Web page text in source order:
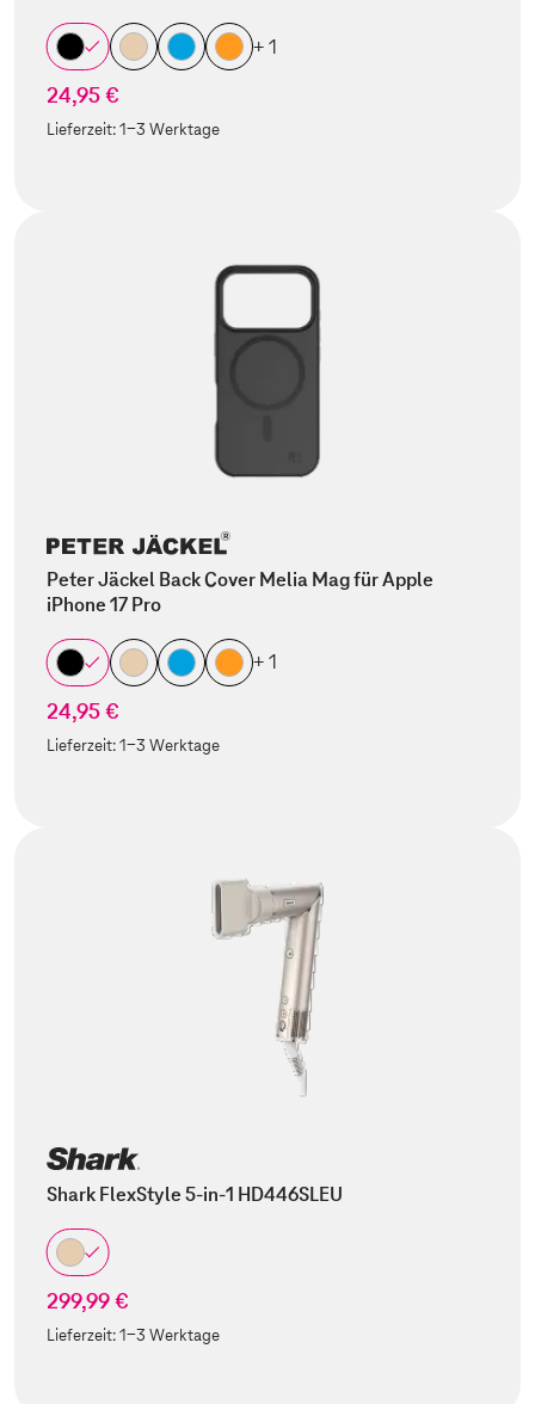
+ 1
24,95 €
Lieferzeit:1-3 Werktage
Peter Jäckel Back Cover Melia Mag für Apple
iPhone 17 Pro
+ 1
24,95 €
Lieferzeit:1-3 Werktage
Shark FlexStyle 5-in-1 HD446SLEU
299,99 €
Lieferzeit:1-3 Werktage